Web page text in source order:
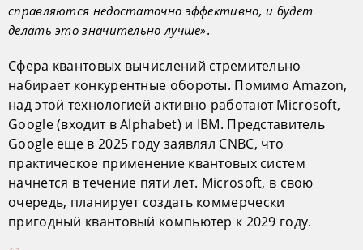
справляются недостаточно эффективно, и будет
делать это значительно лучше».
Сфера квантовых вычислений стремительно
набирает конкурентные обороты. Помимо Amazon,
над этой технологией активно работают Microsoft,
Google (входит в Alphabet) и IBM. Представитель
Google еще в 2025 году заявлял CNBC, что
практическое применение квантовых систем
начнется в течение пяти лет. Microsoft, в свою
очередь, планирует создать коммерчески
пригодный квантовый компьютер к 2029 году.